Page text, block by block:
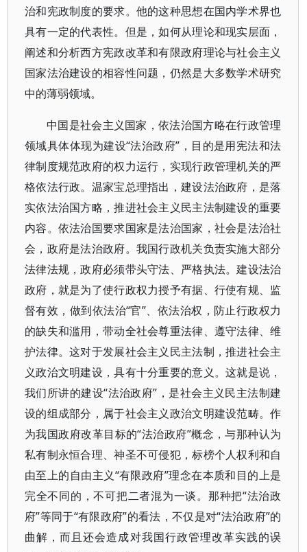
治和宪政制度的要求。他的这种思想在国内学术界也
具有一定的代表性。但是，如何从理论和现实层面，
阐述和分析西方宪政改革和有限政府理论与社会主义
国家法治建设的相容性问题，仍然是大多数学术研究
中的薄弱领域。
中国是社会主义国家，依法治国方略在行政管理
领域具体体现为建设“法治政府”，目的是用宪法和法
律制度规范政府的权力运行，实现行政管理机关的严
格依法行政。温家宝总理指出，建设法治政府，是落
实依法治国方略，推进社会主义民主法制建设的重要
内容。依法治国要求国家是法治国家，社会是法治社
会，政府是法治政府。我国行政机关负责实施大部分
法律法规，政府必须带头守法、严格执法。建设法治
政府，就是为了使行政权力授予有据、行使有规、监
督有效，做到依法治“官”、依法治权，防止行政权力
的缺失和滥用，带动全社会尊重法律、遵守法律、维
护法律。这对于发展社会主义民主法制，推进社会主
义政治文明建设，具有十分重要的意义。这就是说，
我们所讲的建设“法治政府”，是社会主义民主法制建
设的组成部分，属于社会主义政治文明建设范畴。作
为我国政府改革目标的“法治政府”概念，与那种认为
私有制永恒合理、神圣不可侵犯，标榜个人权利和自
由至上的自由主义“有限政府”理念在本质和目的上是
完全不同的，不可把二者混为一谈。那种把“法治政
府”等同于“有限政府”的看法，不仅是对“法治政府”的
曲解，而且还会造成对我国行政管理改革实践的误